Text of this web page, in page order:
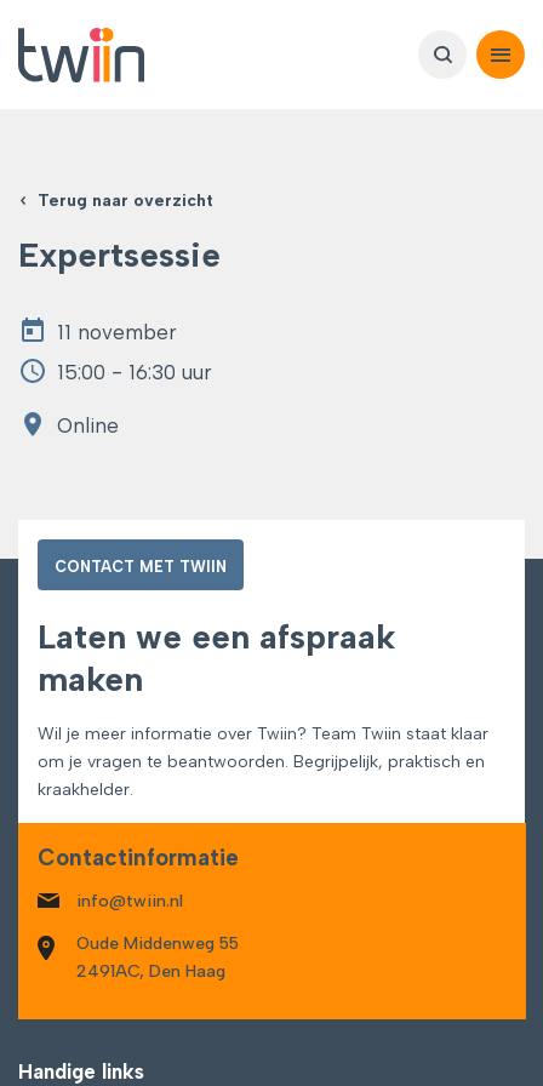
Terug naar overzicht
Expertsessie
11 november
15:00 - 16:30 uur
Online
CONTACT MET TWIIN
Laten we een afspraak
maken
Wil je meer informatie over Twiin? Team Twiin staat klaar
om je vragen te beantwoorden. Begrijpelijk, praktisch en
kraakhelder.
Contactinformatie
info@twiin.nl
Oude Middenweg 55
2491AC, Den Haag
Handige links